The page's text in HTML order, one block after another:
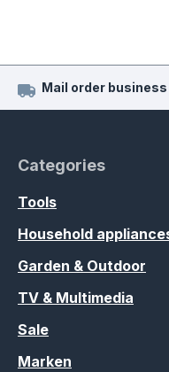
Mail order business
Categories
Tools
Household
Garden & Outdoor
TV & Multimedia
Sale
Marken